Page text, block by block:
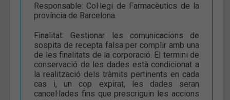
Responsable: Col·legi de Farmacèutics de la
província de Barcelona.
Finalitat: Gestionar les comunicacions de
sospita de recepta falsa per complir amb una
de les finalitats de la corporació. El termini de
conservació de les dades està condicionat a
la realització dels tràmits pertinents en cada
cas i, un cop expirat, les dades seran
cancel·lades fins que prescriguin les accions